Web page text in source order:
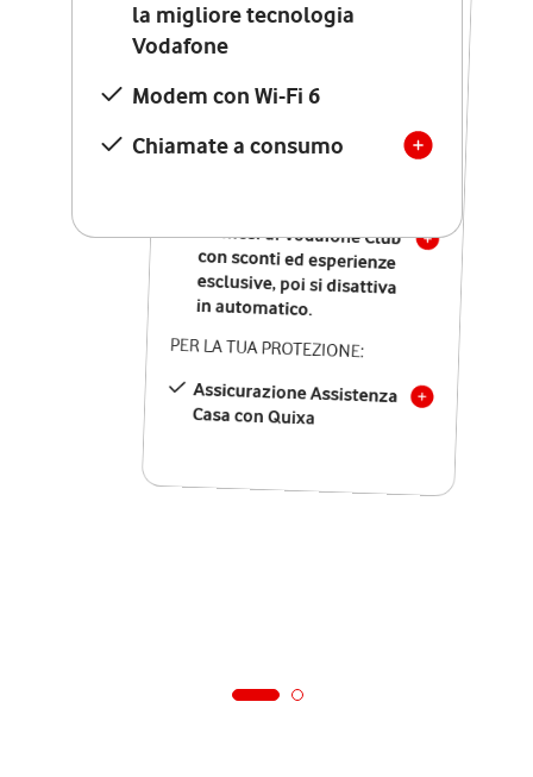
la migliore tecnologia
Vodafone
Modem con Wi-Fi 6
Chiamate a consumo
Vodafone
Modem Seven con Wi-Fi 7
Chiamate illimitate verso
numeri fissi e mobili
nazionali
12 mesi di Vodafone Club
con sconti ed esperienze
esclusive, poi si disattiva
in automatico.
PER LA TUA PROTEZIONE:
Assicurazione Assistenza
Casa con Quixa